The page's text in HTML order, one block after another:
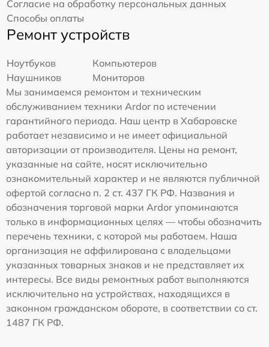
Согласие на обработку персональных данных
Способы оплаты
Ремонт устройств
Ноутбуков
Компьютеров
Наушников
Мониторов
Мы занимаемся ремонтом и техническим
обслуживанием техники Ardor по истечении
гарантийного периода. Наш центр в Хабаровске
работает независимо и не имеет официальной
авторизации от производителя. Цены на ремонт,
указанные на сайте, носят исключительно
ознакомительный характер и не являются публичной
офертой согласно п. 2 ст. 437 ГК РФ. Названия и
обозначения торговой марки Ardor упоминаются
только в информационных целях — чтобы обозначить
перечень техники, с которой мы работаем. Наша
организация не аффилирована с владельцами
указанных товарных знаков и не представляет их
интересы. Все виды ремонтных работ выполняются
исключительно на устройствах, находящихся в
законном гражданском обороте, в соответствии со ст.
1487 ГК РФ.